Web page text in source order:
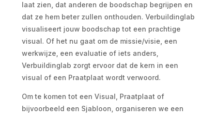
laat zien, dat anderen de boodschap begrijpen en
dat ze hem beter zullen onthouden. Verbuildinglab
visualiseert jouw boodschap tot een prachtige
visual. Of het nu gaat om de missie/visie, een
werkwijze, een evaluatie of iets anders,
Verbuildinglab zorgt ervoor dat de kern in een
visual of een Praatplaat wordt verwoord.
Om te komen tot een Visual, Praatplaat of
bijvoorbeeld een Sjabloon, organiseren we een